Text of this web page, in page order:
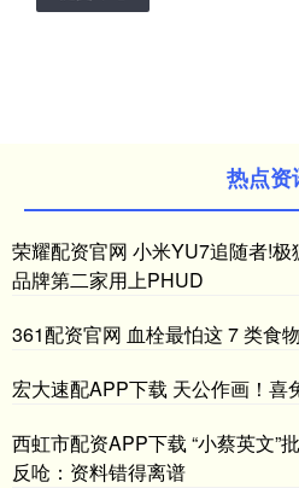
热点资
荣耀配资官网 小米YU7追随者!
品牌第二家用上PHUD
361配资官网 血栓最怕这 7 类食
宏大速配APP下载 天公作画！喜
西虹市配资APP下载 “小蔡英文”
反呛：资料错得离谱